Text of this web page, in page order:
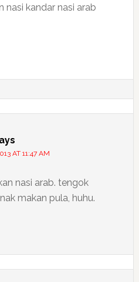
nasi kandar nasi arab
AT 11:47 AM
nasi arab. tengok
makan pula, huhu.